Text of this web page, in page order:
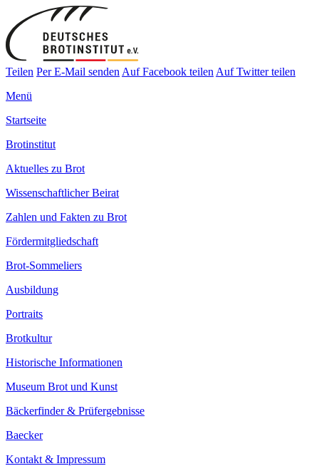
Teilen Per E-Mail senden Auf Facebook teilen Auf Twitter teilen
Menü
Startseite
Brotinstitut
Aktuelles zu Brot
Wissenschaftlicher Beirat
Zahlen und Fakten zu Brot
Fördermitgliedschaft
Brot-Sommeliers
Ausbildung
Portraits
Brotkultur
Historische Informationen
Museum Brot und Kunst
Bäckerfinder & Prüfergebnisse
Baecker
Kontakt & Impressum